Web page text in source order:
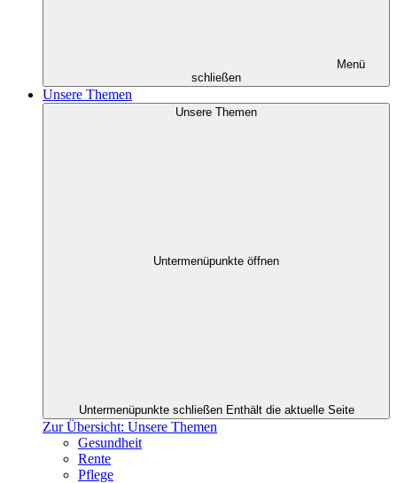
Menü
schließen
Unsere Themen
Unsere Themen
Untermenüpunkte öffnen
Untermenüpunkte schließen Enthält die aktuelle Seite
Zur Übersicht: Unsere Themen
Gesundheit
Rente
Pflege